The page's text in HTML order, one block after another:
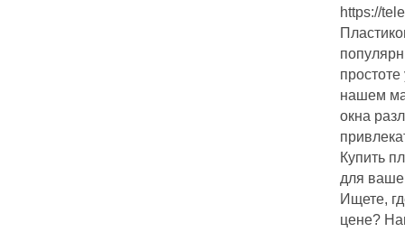
https://
нашем
окна
Купить
для
Ищете,
цене?